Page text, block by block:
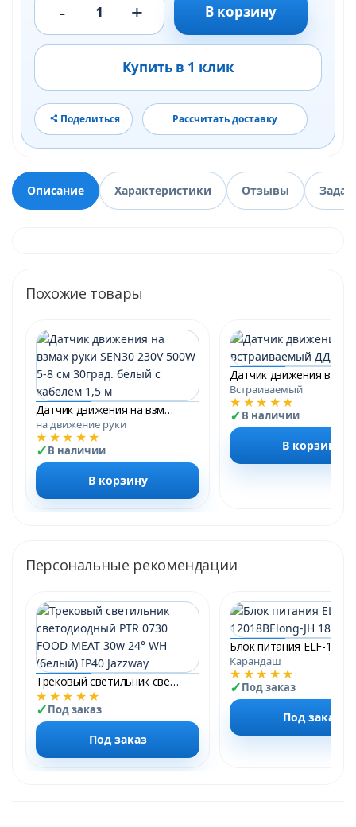
- 1 + В корзину
Купить в 1 клик
Поделиться Рассчитать доставку
Описание Характеристики Отзывы
Похожие товары
Датчик движения на взмах руки SEN30 230V 500W 5-8 см 30град. белый с кабелем 1,5 м
на движение руки
★★★★★
В наличии
В корзину
Встраиваемый
★★★★★
В наличии
В корзину
Персональные рекомендации
Трековый светильник светодиодный PTR 0730 FOOD MEAT 30w 24° WH (белый) IP40 Jazzway
★★★★★
Под заказ
Под заказ
Карандаш
★★★★★
Под заказ
Под заказ